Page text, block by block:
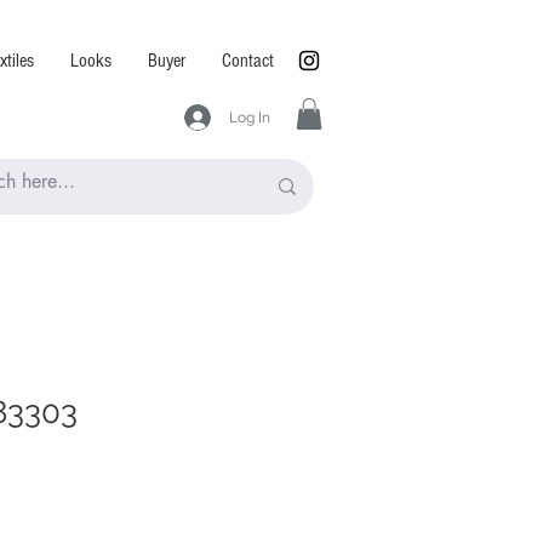
Looks Buyer Contact
Log In